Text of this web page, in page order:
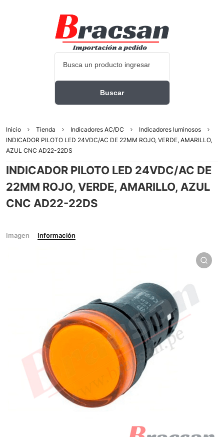
Inicio Tienda Indicadores AC/DC
Indicadores luminosos
INDICADOR PILOTO LED 24VDC/AC DE 22MM ROJO, VERDE, AMARILLO,
AZUL CNC AD22-22DS
INDICADOR PILOTO LED 24VDC/AC DE
22MM ROJO, VERDE, AMARILLO, AZUL
CNC AD22-22DS
Imagen Información